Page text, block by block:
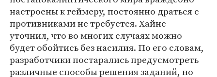
настроены к геймеру, постоянно драться с
противниками не требуется. Хайнс
уточнил, что во многих случаях можно
будет обойтись без насилия. По его словам,
разработчики постарались предусмотреть
различные способы решения заданий, но